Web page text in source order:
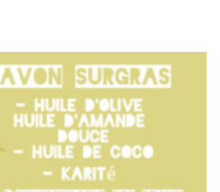
12,50 €
à
20,00 €
a
plusieurs
variations.
Les
options